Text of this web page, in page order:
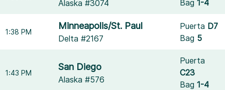
Alaska #3074
Bag1-4
1:38 PM
Minneapolis/St. Paul
Delta #2167
Puerta D7
Bag 5
1:43 PM
San Diego
Alaska #576
Puerta
C23
Bag1-4